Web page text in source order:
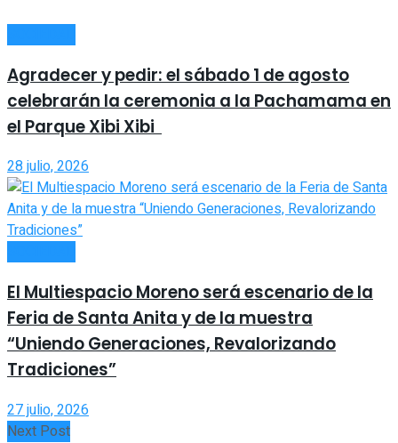
Agradecer y pedir: el sábado 1 de agosto
celebrarán la ceremonia a la Pachamama en
el Parque Xibi Xibi
28 julio, 2026
El Multiespacio Moreno será escenario de la
Feria de Santa Anita y de la muestra
“Uniendo Generaciones, Revalorizando
Tradiciones”
27 julio, 2026
Next Post